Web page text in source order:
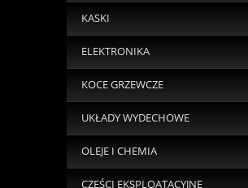
KASKI
ELEKTRONIKA
KOCE GRZEWCZE
UKŁADY WYDECHOWE
OLEJE I CHEMIA
CZĘŚCI EKSPLOATACYJNE